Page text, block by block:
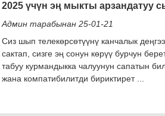
2025 үчүн эң мыкты арзандатуу
Админ тарабынан 25-01-21
Сиз шып телекөрсөтүүнү канчалык
сактап, сизге эң сонун көрүү бурчун
табуу курмандыкка чалуунун сапатын
жана компатибилитди бириктирет ...
Тапшыруу
текшерүүмаалымат
жөнөтүлгөн
келет.
үчүн маалымат. Бир жолу
почта билдирүүсүн